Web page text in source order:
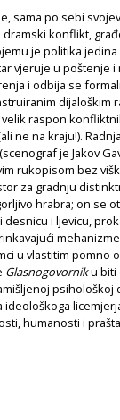
sama po sebi
konflikt,
je politika
vjeruje u poštenje
i odbija se
dijaloškim
raspon
ne na kraju!).
je Jakov
rukopisom bez
za gradnju
hrabra; on se
i ljevicu,
u vlastitim pomno
Glasnogovorniku biti
psihološkoj
ideološkoga
humanosti i